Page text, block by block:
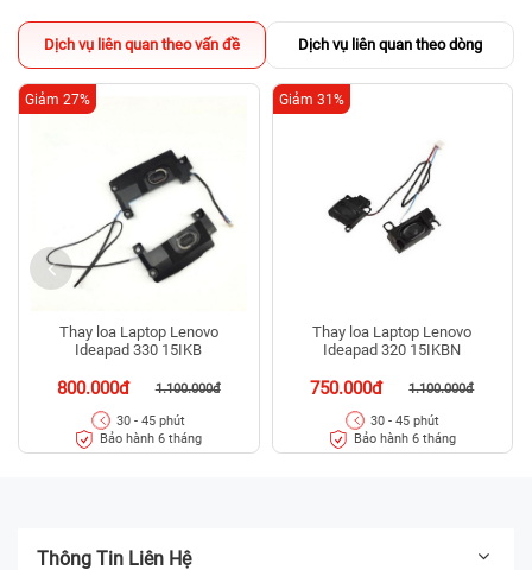
Dịch vụ liên quan theo vấn đề Dịch vụ liên quan theo dòng
Thay loa Laptop Lenovo
Ideapad 330 15IKB
800.000đ 1.100.000đ
Giảm 27%
30 - 45 phút
Bảo hành 6 tháng
Thay loa Laptop Lenovo
Ideapad 320 15IKBN
750.000đ 1.100.000đ
Giảm 31%
30 - 45 phút
Bảo hành 6 tháng
Thông Tin Liên Hệ